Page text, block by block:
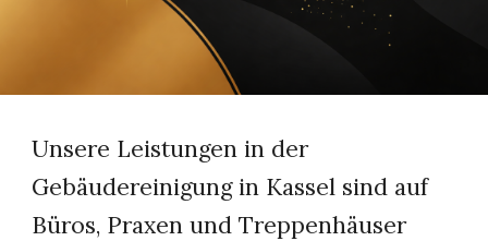
Unsere Leistungen in der
Gebäudereinigung in Kassel sind auf
Büros, Praxen und Treppenhäuser